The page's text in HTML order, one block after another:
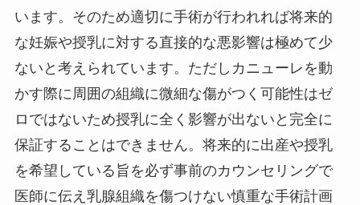
います。そのため適切に手術が行われれば将来的
な妊娠や授乳に対する直接的な悪影響は極めて少
ないと考えられています。ただしカニューレを動
かす際に周囲の組織に微細な傷がつく可能性はゼ
ロではないため授乳に全く影響が出ないと完全に
保証することはできません。将来的に出産や授乳
を希望している旨を必ず事前のカウンセリングで
医師に伝え乳腺組織を傷つけない慎重な手術計画